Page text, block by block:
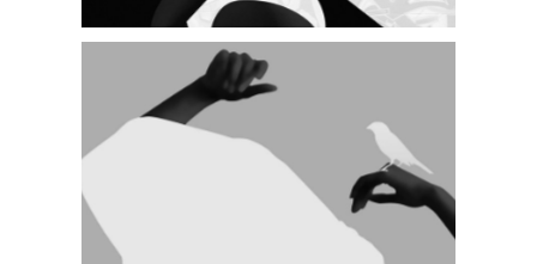
SMALL MASONRY